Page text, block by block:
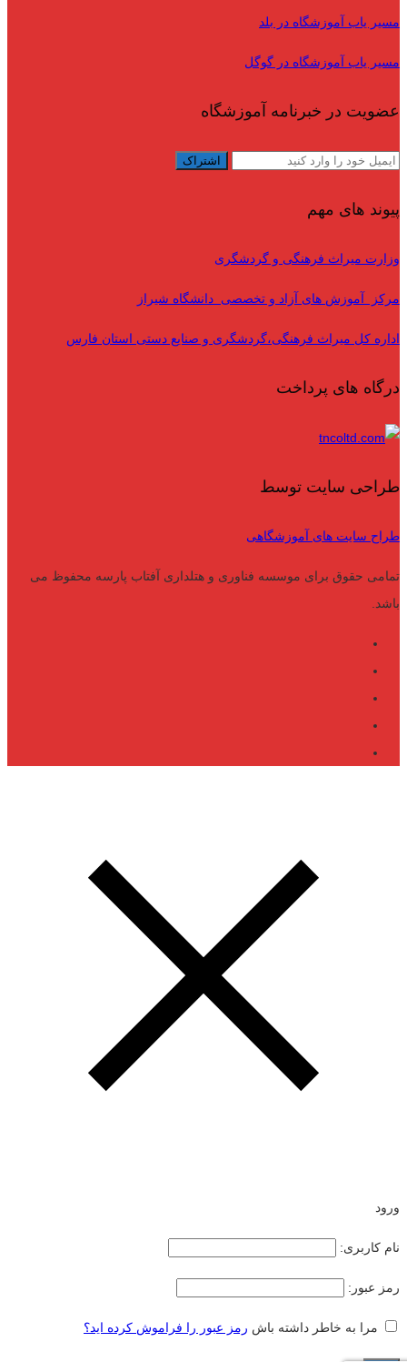
مسیر یاب آموزشگاه در بلد
مسیر یاب آموزشگاه در گوگل
عضویت در خبرنامه آموزشگاه
پیوند های مهم
وزارت میراث فرهنگی و گردشگری
مرکز آموزش های آزاد و تخصصی دانشگاه شیراز
اداره کل میراث فرهنگی،گردشگری و صنایع دستی استان فارس
درگاه های پرداخت
طراحی سایت توسط
طراح سایت های آموزشگاهی
تمامی حقوق برای موسسه فناوری و هتلداری آفتاب پارسه محفوظ می
باشد.
ورود
نام کاربری:
رمز عبور:
مرا به خاطر داشته باش رمز عبور را فراموش کرده اید؟